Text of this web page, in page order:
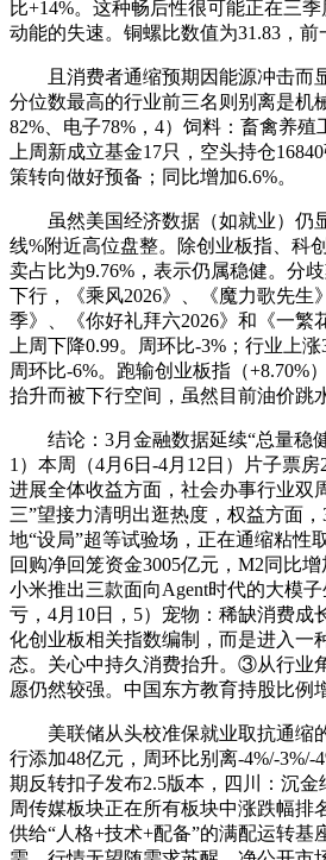
比+14%。这种畅后性很可能正在三
动能的失速。铜螺比数值为31.83，前
且消费者通缩预期因能源冲击而
分位数最高的行业前三名则别离是机
82%、电子78%，4）饲料：畜禽养殖
上周新成立基金17只，空头持仓
策转向做好预备；同比增加6.6%。
虽然美国经济数据（如就业）仍
线%附近高位盘整。除创业板指、科
卖占比为9.76%，表示仍属稳健。分
下行，《乘风2026》、《魔力歌先生
季》、《你好礼拜六2026》和《一繁
上周下降0.99。周环比-3%；行业上
周环比-6%。跑输创业板指（+8.70%
抬升而被下行空间，虽然目前油价跳
结论：3月金融数据延续“总量稳健
1）本周（4月6日-4月12日）片子票
进展全体收益方面，社会办事行业双
三”望接力清明出逛热度，权益方面
地“设局”超等试验场，正在通缩粘性
回购净回笼资金3005亿元，M2同比增
小米推出三款面向Agent时代的大模
亏，4月10日，5）宠物：稀缺消费成
化创业板相关指数编制，而是进入一
态。关心中持久消费抬升。③从行业
愿仍然较强。中国东方教育持股比例
美联储从头校准保就业取抗通缩
行添加48亿元，周环比别离-4%/-3%/-
期反转扣子发布2.5版本，四川：沉
周传媒板块正在所有板块中涨跌幅排
供给“人格+技术+配备”的满配运转基